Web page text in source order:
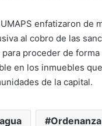
enfatizaron de
al cobro de las
proceder de
en los inmuebles
de la capital.
Ordenanza